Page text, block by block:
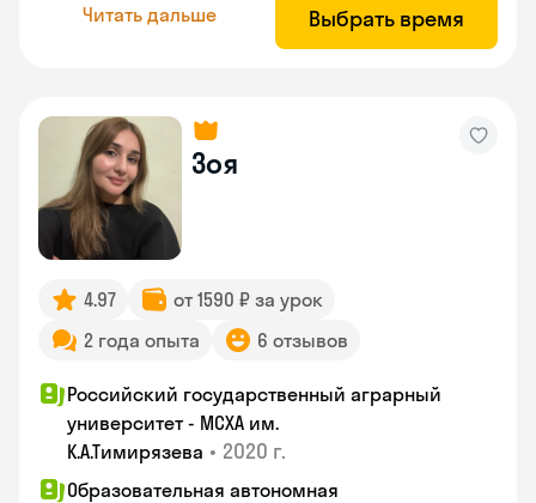
Читать дальше Выбрать время
Зоя
4.97
от 1590 ₽ за урок
2 года опыта
6 отзывов
Российский государственный аграрный
университет - МСХА им.
К.А.Тимирязева • 2020 г.
Образовательная автономная